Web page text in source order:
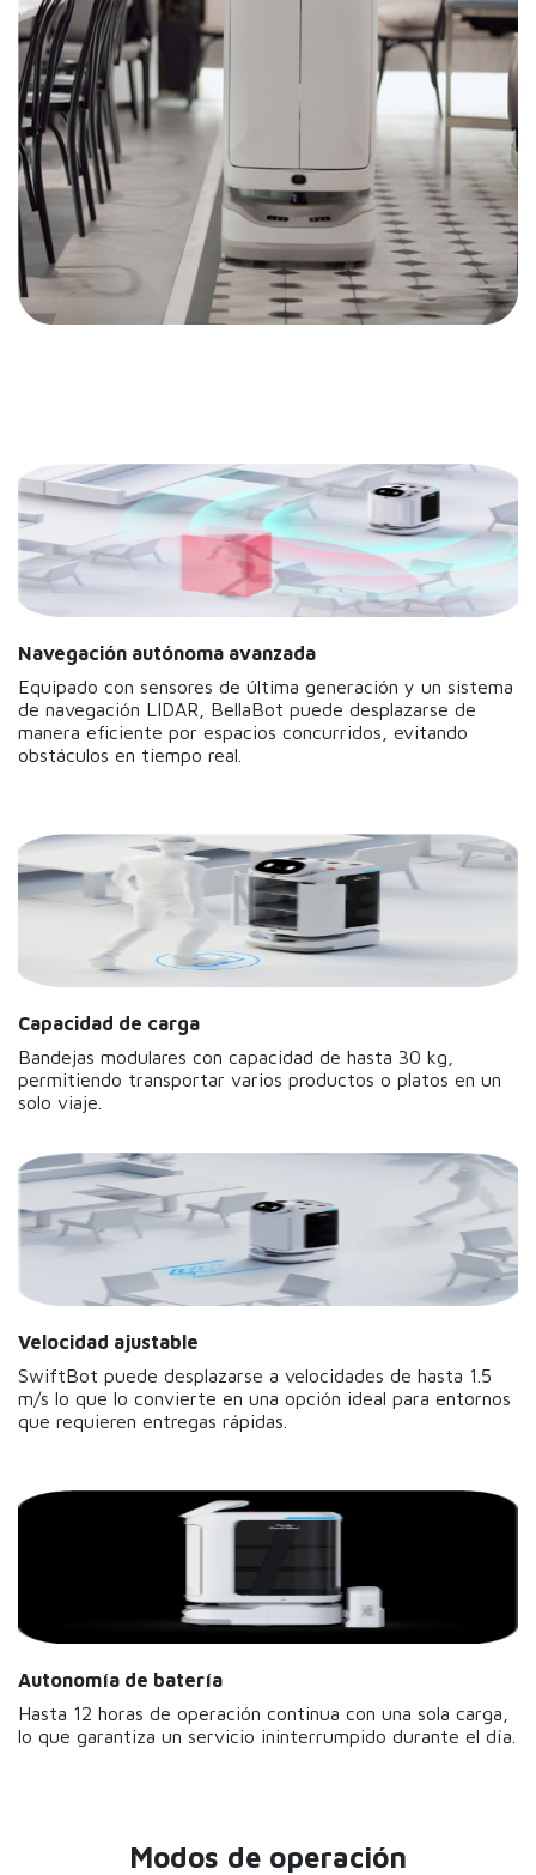
Navegación autónoma avanzada
Equipado con sensores de última generación y un sistema
de navegación LIDAR, BellaBot puede desplazarse de
manera eficiente por espacios concurridos, evitando
obstáculos en tiempo real.
Capacidad de carga
Bandejas modulares con capacidad de hasta 30 kg,
permitiendo transportar varios productos o platos en un
solo viaje.
Velocidad ajustable
SwiftBot puede desplazarse a velocidades de hasta 1.5
m/s lo que lo convierte en una opción ideal para entornos
que requieren entregas rápidas.
Autonomía de batería
Hasta 12 horas de operación continua con una sola carga,
lo que garantiza un servicio ininterrumpido durante el día.
Modos de operación